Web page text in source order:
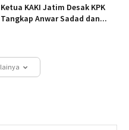
Ketua KAKI Jatim Desak KPK
Tangkap Anwar Sadad dan...